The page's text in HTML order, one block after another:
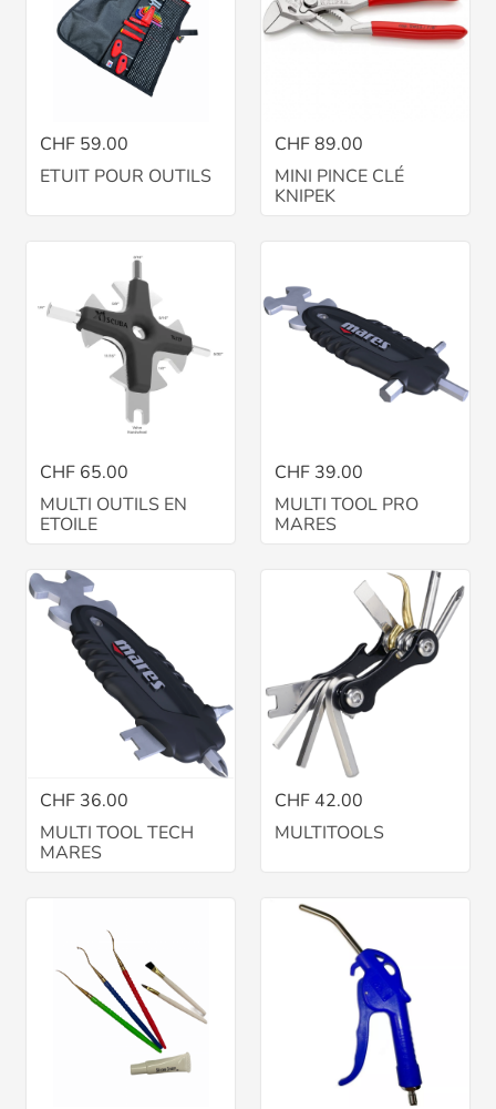
CHF 59.00
ETUIT POUR OUTILS
CHF 89.00
MINI PINCE CLÉ
KNIPEK
CHF 65.00
MULTI OUTILS EN
ETOILE
CHF 39.00
MULTI TOOL PRO
MARES
CHF 36.00
MULTI TOOL TECH
MARES
CHF 42.00
MULTITOOLS